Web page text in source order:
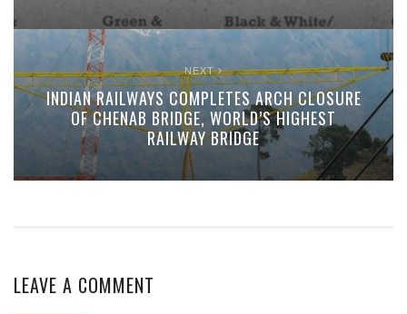
NEXT
INDIAN RAILWAYS COMPLETES ARCH CLOSURE
OF CHENAB BRIDGE, WORLD’S HIGHEST
RAILWAY BRIDGE
LEAVE A COMMENT